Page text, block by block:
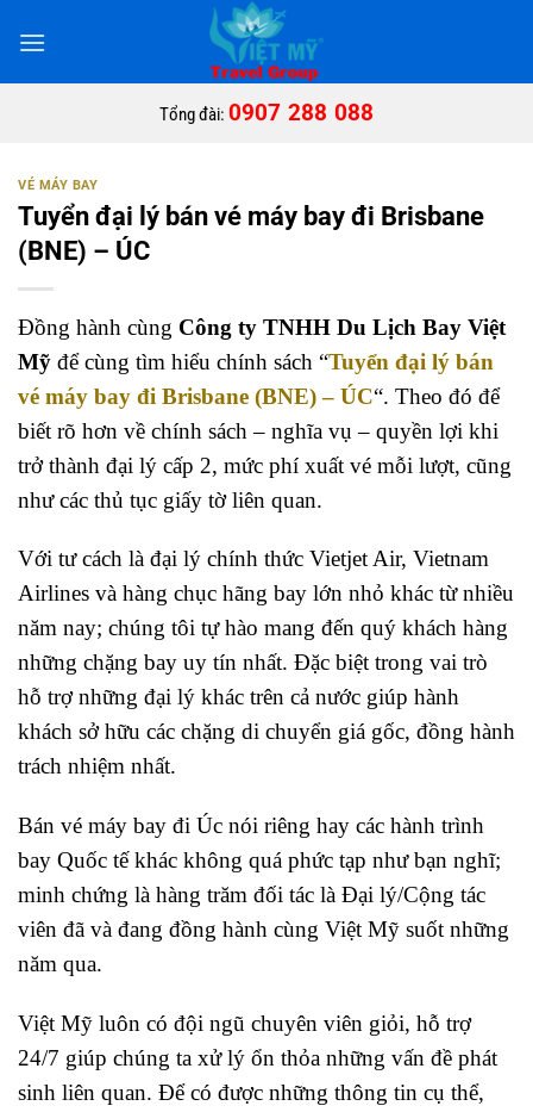
qua
Tổng đài: 0907 288 088
VÉ MÁY BAY
Tuyển đại lý bán vé máy bay đi Brisbane
(BNE) – ÚC
Đồng hành cùng Công ty TNHH Du Lịch Bay Việt
Mỹ để cùng tìm hiểu chính sách “Tuyển đại lý bán
vé máy bay đi Brisbane (BNE) – ÚC“. Theo đó để
biết rõ hơn về chính sách – nghĩa vụ – quyền lợi khi
trở thành đại lý cấp 2, mức phí xuất vé mỗi lượt, cũng
như các thủ tục giấy tờ liên quan.
Với tư cách là đại lý chính thức Vietjet Air, Vietnam
Airlines và hàng chục hãng bay lớn nhỏ khác từ nhiều
năm nay; chúng tôi tự hào mang đến quý khách hàng
những chặng bay uy tín nhất. Đặc biệt trong vai trò
hỗ trợ những đại lý khác trên cả nước giúp hành
khách sở hữu các chặng di chuyển giá gốc, đồng hành
trách nhiệm nhất.
Bán vé máy bay đi Úc nói riêng hay các hành trình
bay Quốc tế khác không quá phức tạp như bạn nghĩ;
minh chứng là hàng trăm đối tác là Đại lý/Cộng tác
viên đã và đang đồng hành cùng Việt Mỹ suốt những
năm qua.
Việt Mỹ luôn có đội ngũ chuyên viên giỏi, hỗ trợ
24/7 giúp chúng ta xử lý ổn thỏa những vấn đề phát
sinh liên quan. Để có được những thông tin cụ thể,